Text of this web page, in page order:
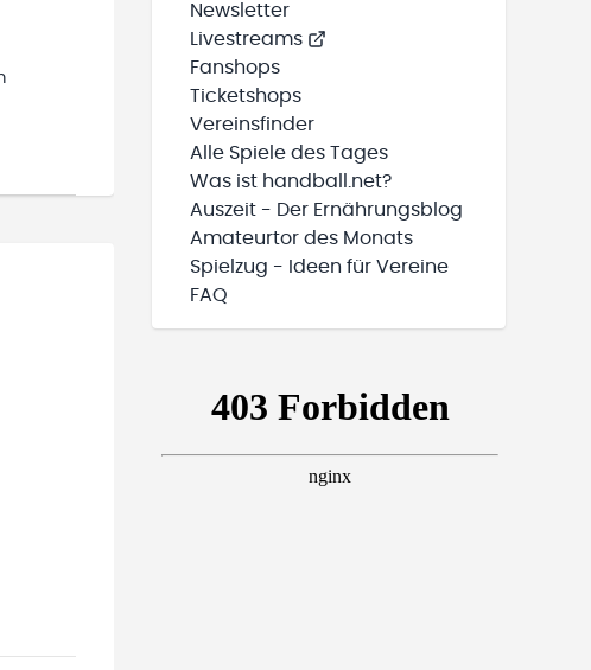
Newsletter
Livestreams
Fanshops
Ticketshops
Vereinsfinder
Alle Spiele des Tages
Was ist handball.net?
Auszeit - Der Ernährungsblog
Amateurtor des Monats
Spielzug - Ideen für Vereine
FAQ